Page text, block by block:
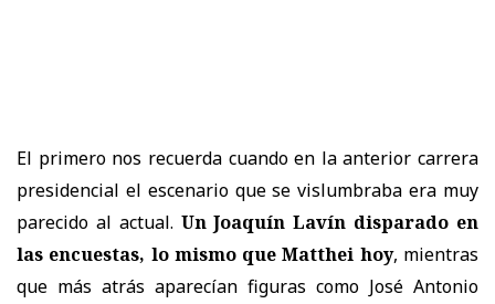
El primero nos recuerda cuando en la anterior carrera
presidencial el escenario que se vislumbraba era muy
parecido al actual. Un Joaquín Lavín disparado en
las encuestas, lo mismo que Matthei hoy, mientras
que más atrás aparecían figuras como José Antonio